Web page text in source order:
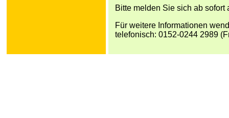
Bitte melden Sie sich ab sofort
Für weitere Informationen
telefonisch: 0152-0244 2989